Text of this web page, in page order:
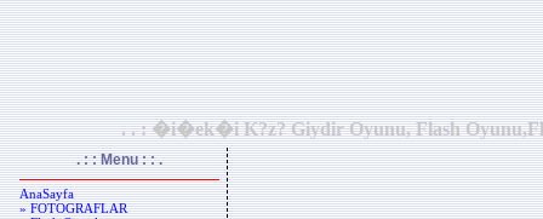
. . : �i�ek�i K?z? Giydir Oyunu, Flash
. : : Menu : : .
AnaSayfa
» FOTOGRAFLAR